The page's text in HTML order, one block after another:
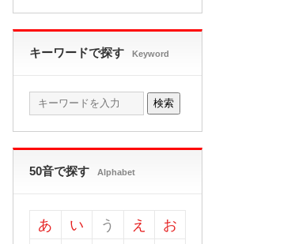
キーワードで探す Keyword
検索
50音で探す Alphabet
あ い う え
お